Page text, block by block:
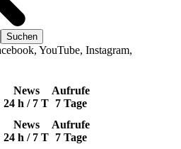
YouTube, Instagram,
News
24 h / 7 T
Aufrufe
7 Tage
News
24 h / 7 T
Aufrufe
7 Tage